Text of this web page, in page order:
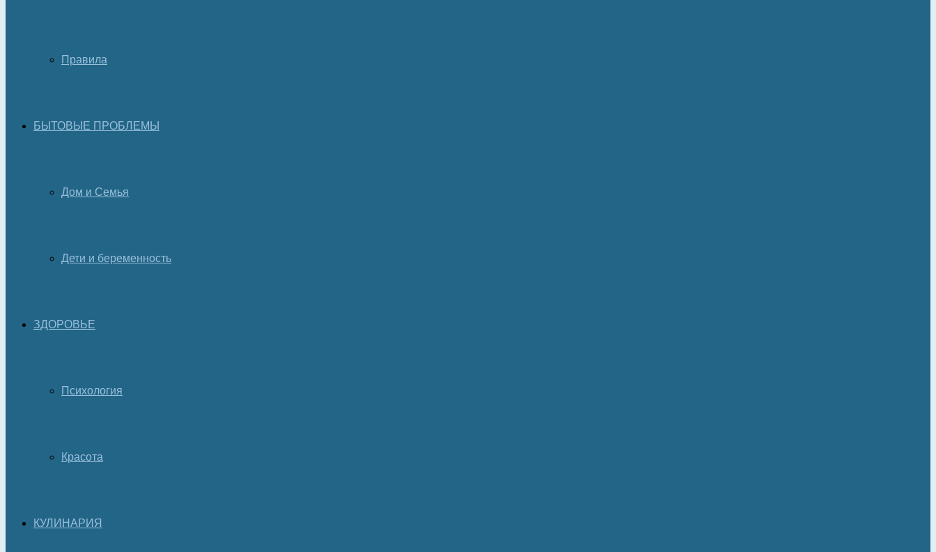
Правила
БЫТОВЫЕ ПРОБЛЕМЫ
Дом и Семья
Дети и беременность
ЗДОРОВЬЕ
Психология
Красота
КУЛИНАРИЯ